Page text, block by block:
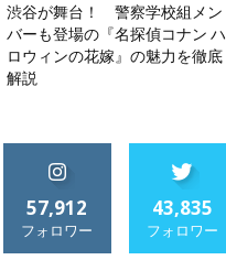
渋谷が舞台！ 警察学校組メン
バーも登場の『名探偵コナン ハ
ロウィンの花嫁』の魅力を徹底
解説
57,912
フォロワー
43,835
フォロワー